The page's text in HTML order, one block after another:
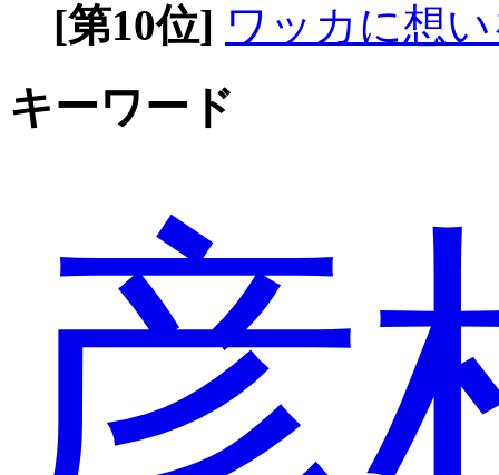
[第10位] ワッカに想
キーワード